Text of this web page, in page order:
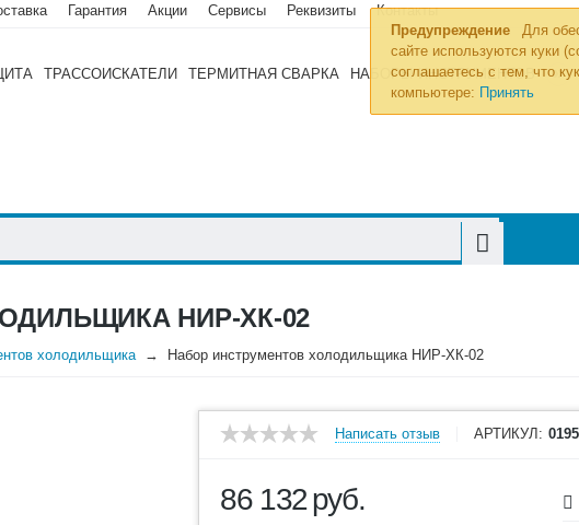
Предупреждение
Для
сайте используются куки
соглашаетесь с тем, что
компьютере: Принять
Гарантия Акции Сервисы Реквизиты Контакты
ТРАССОИСКАТЕЛИ ТЕРМИТНАЯ СВАРКА НАБОРЫ ИНСТРУМЕНТОВ »
НИР-ХК-02
холодильщика Набор инструментов холодильщика НИР-ХК-02
Написать отзыв АРТИКУЛ:
86 132руб.